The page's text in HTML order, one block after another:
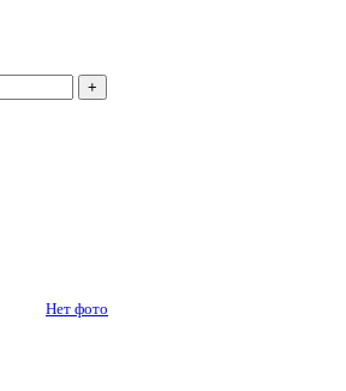
+
Нет фото